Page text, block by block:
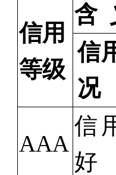
信用
等级
含
信
况
AAA
信
好